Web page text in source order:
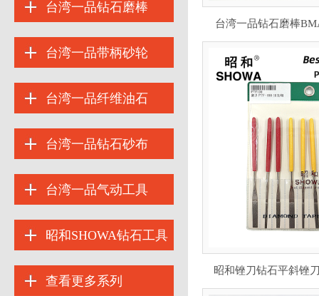
台湾一品钻石磨棒
台湾一品带柄砂轮
台湾一品纤维油石
台湾一品钻石砂布
台湾一品气动工具
昭和SHOWA钻石工具
查看更多系列
台湾一品钻石磨棒
昭和锉刀钻石平斜锉